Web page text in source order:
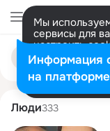
Мы
сервисы для
настроить
Разрешить
Поиск
людям
daniil danilenko
Люди333
Информация
на